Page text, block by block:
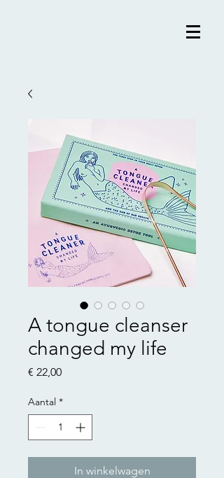
A tongue cleanser
changed my life
€ 22,00Prijs
Aantal *
In winkelwagen